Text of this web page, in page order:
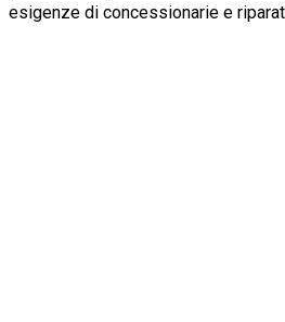
esigenze di concessionarie e